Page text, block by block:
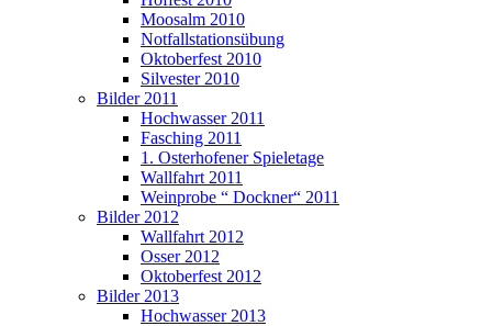
Moosalm 2010
Notfallstationsübung
Oktoberfest 2010
Silvester 2010
Bilder 2011
Hochwasser 2011
Fasching 2011
1. Osterhofener Spieletage
Wallfahrt 2011
Weinprobe “ Dockner“ 2011
Bilder 2012
Wallfahrt 2012
Osser 2012
Oktoberfest 2012
Bilder 2013
Hochwasser 2013